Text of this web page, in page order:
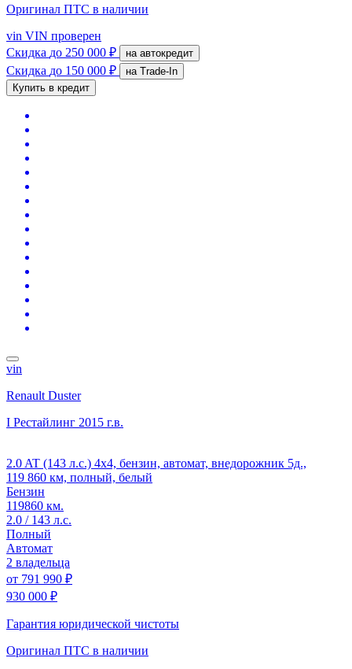
Оригинал ПТС в наличии
vin VIN проверен
Скидка до 250 000 ₽ на автокредит
Скидка до 150 000 ₽
на Trade-In
Купить в кредит
vin
Renault Duster
I Рестайлинг 2015 г.в.
2.0 AT (143 л.с.) 4x4, бензин, автомат, внедорожник 5д.,
119 860 км, полный, белый
Бензин
119860 км.
2.0 / 143 л.с.
Полный
Автомат
2 владельца
от 791 990 ₽
930 000 ₽
Гарантия юридической чистоты
Оригинал ПТС в наличии